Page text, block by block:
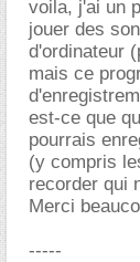
voila, j'ai un
jouer des
d'ordinateur
mais ce
est-ce que
pourrais
(y compris
recorder qui
Merci
-----